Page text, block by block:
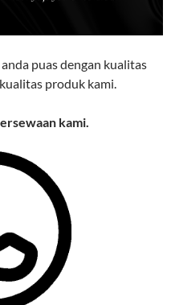
puas dengan kualitas
produk kami.
kami.